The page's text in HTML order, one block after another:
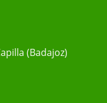
(Badajoz)